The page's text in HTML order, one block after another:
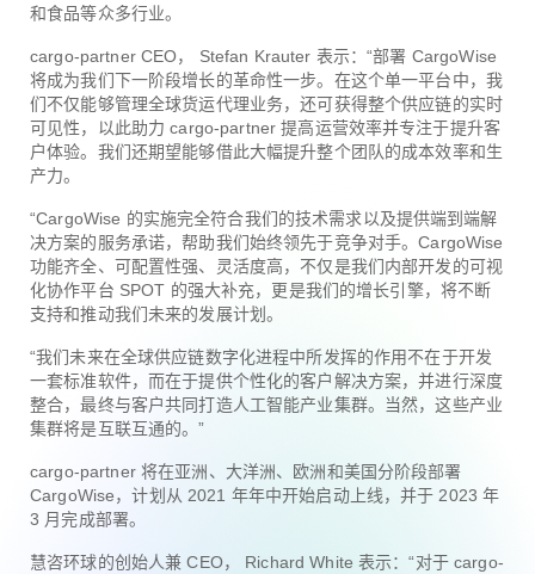
和食品等众多行业。
cargo-partner CEO， Stefan Krauter 表示：“部署 CargoWise
将成为我们下一阶段增长的革命性一步。在这个单一平台中，我
们不仅能够管理全球货运代理业务，还可获得整个供应链的实时
可见性，以此助力 cargo-partner 提高运营效率并专注于提升客
户体验。我们还期望能够借此大幅提升整个团队的成本效率和生
产力。
“CargoWise 的实施完全符合我们的技术需求以及提供端到端解
决方案的服务承诺，帮助我们始终领先于竞争对手。CargoWise
功能齐全、可配置性强、灵活度高，不仅是我们内部开发的可视
化协作平台 SPOT 的强大补充，更是我们的增长引擎，将不断
支持和推动我们未来的发展计划。
“我们未来在全球供应链数字化进程中所发挥的作用不在于开发
一套标准软件，而在于提供个性化的客户解决方案，并进行深度
整合，最终与客户共同打造人工智能产业集群。当然，这些产业
集群将是互联互通的。”
cargo-partner 将在亚洲、大洋洲、欧洲和美国分阶段部署
CargoWise，计划从 2021 年年中开始启动上线，并于 2023 年
3 月完成部署。
慧咨环球的创始人兼 CEO， Richard White 表示：“对于 cargo-